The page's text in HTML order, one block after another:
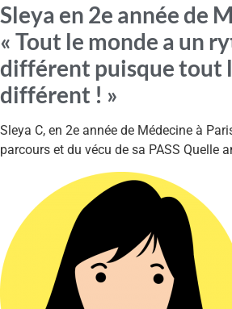
Sleya en 2e année de
« Tout le monde a un
différent puisque tout
différent ! »
Sleya C, en 2e année de Médecine à
parcours et du vécu de sa PASS Quelle